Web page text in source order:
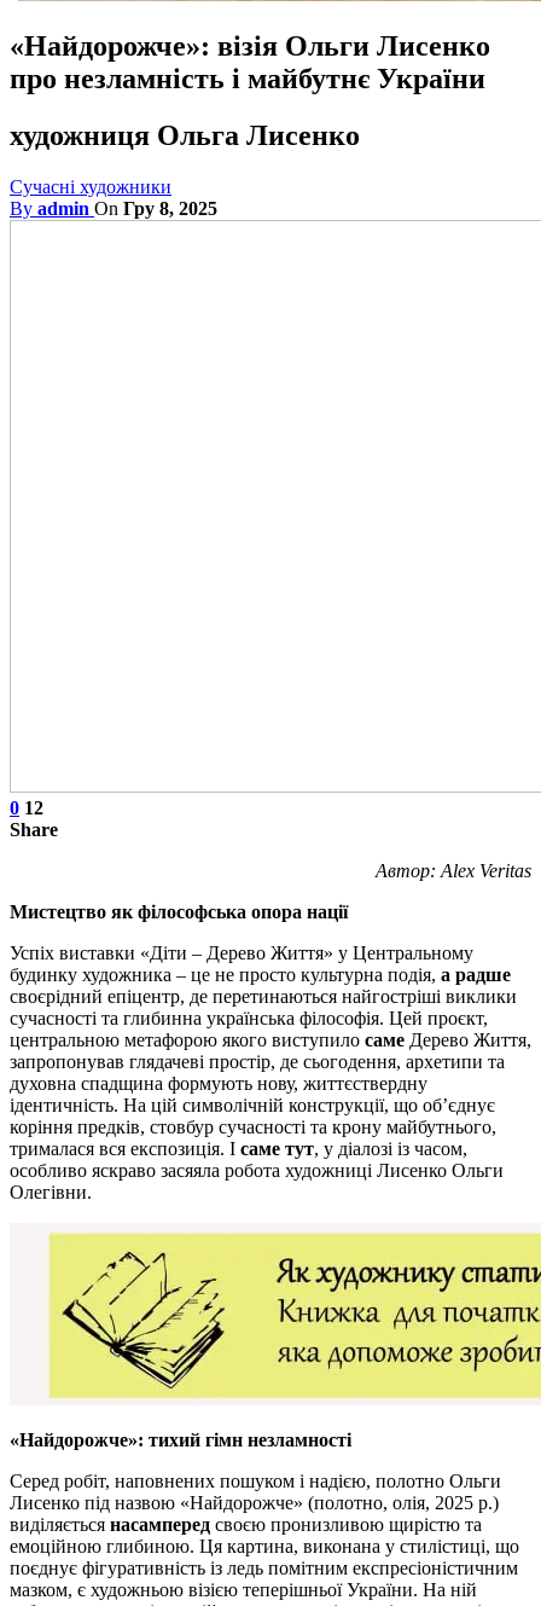
«Найдорожче»: візія Ольги Лисенко
про незламність і майбутнє України
художниця Ольга Лисенко
Сучасні художники
By admin On Гру 8, 2025
0 12
Share
Автор: Alex Veritas
Мистецтво як філософська опора нації
Успіх виставки «Діти – Дерево Життя» у Центральному
будинку художника – це не просто культурна подія, а радше
своєрідний епіцентр, де перетинаються найгостріші виклики
сучасності та глибинна українська філософія. Цей проєкт,
центральною метафорою якого виступило саме Дерево Життя,
запропонував глядачеві простір, де сьогодення, архетипи та
духовна спадщина формують нову, життєствердну
ідентичність. На цій символічній конструкції, що об’єднує
коріння предків, стовбур сучасності та крону майбутнього,
трималася вся експозиція. І саме тут, у діалозі із часом,
особливо яскраво засяяла робота художниці Лисенко Ольги
Олегівни.
«Найдорожче»: тихий гімн незламності
Серед робіт, наповнених пошуком і надією, полотно Ольги
Лисенко під назвою «Найдорожче» (полотно, олія, 2025 р.)
виділяється насамперед своєю пронизливою щирістю та
емоційною глибиною. Ця картина, виконана у стилістиці, що
поєднує фігуративність із ледь помітним експресіоністичним
мазком, є художньою візією теперішньої України. На ній